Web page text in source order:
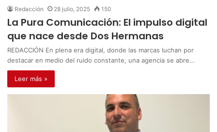
Redacción 28 julio, 2025 150
La Pura Comunicación: El impulso digital
que nace desde Dos Hermanas
REDACCIÓN En plena era digital, donde las marcas luchan por
destacar en medio del ruido constante, una agencia se abre…
Leer más »